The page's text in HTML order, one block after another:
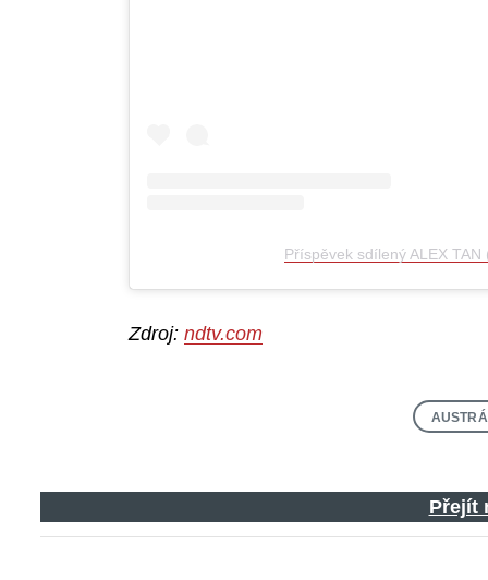
Příspěvek sdílený ALEX TAN
Zdroj: ndtv.com
Přejít